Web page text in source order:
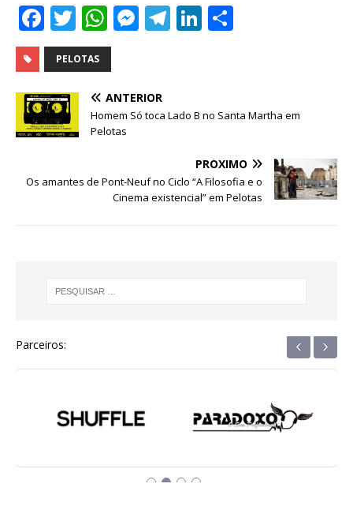
F
a
c
e
b
o
k
T
w
it
te
W
h
at
s
A
p
p
M
e
n
e
r
T
ra
Li
dI
PELOTAS
ANTERIOR
Homem Só toca Lado B no Santa Martha em
Pelotas
PRÓXIMO
Os amantes de Pont-Neuf no Ciclo “A Filosofia e o
Cinema existencial” em Pelotas
Parceiros: ‹ ›